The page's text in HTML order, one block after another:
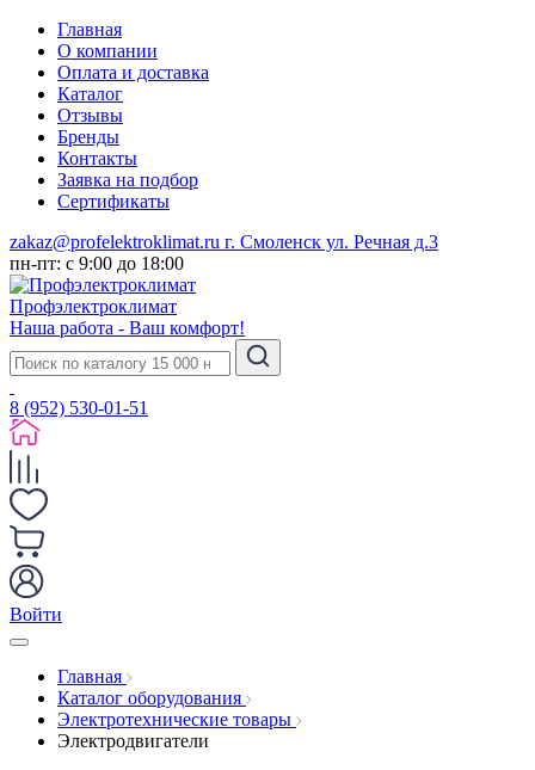
Главная
О компании
Оплата и доставка
Каталог
Отзывы
Бренды
Контакты
Заявка на подбор
Сертификаты
zakaz@profelektroklimat.ru г. Смоленск ул. Речная д.3
пн-пт: с 9:00 до 18:00
Профэлектроклимат
Наша работа - Ваш комфорт!
8 (952) 530-01-51
Войти
Главная
Каталог оборудования
Электротехнические товары
Электродвигатели